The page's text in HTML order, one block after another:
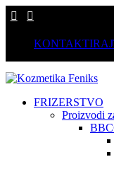
FRIZERSTVO
Proizvodi